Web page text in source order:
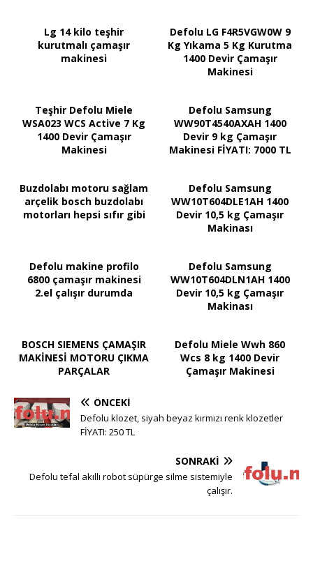
Lg 14 kilo teşhir
kurutmalı çamaşır
makinesi
Defolu LG F4R5VGW0W 9
Kg Yıkama 5 Kg Kurutma
1400 Devir Çamaşır
Makinesi
Teşhir Defolu Miele
WSA023 WCS Active 7 Kg
1400 Devir Çamaşır
Makinesi
Defolu Samsung
WW90T4540AXAH 1400
Devir 9 kg Çamaşır
Makinesi FİYATI: 7000 TL
Buzdolabı motoru sağlam
arçelik bosch buzdolabı
motorları hepsi sıfır gibi
Defolu Samsung
WW10T604DLE1AH 1400
Devir 10,5 kg Çamaşır
Makinası
Defolu makine profilo
6800 çamaşır makinesi
2.el çalışır durumda
Defolu Samsung
WW10T604DLN1AH 1400
Devir 10,5 kg Çamaşır
Makinası
BOSCH SIEMENS ÇAMAŞIR
MAKİNESİ MOTORU ÇIKMA
PARÇALAR
Defolu Miele Wwh 860
Wcs 8 kg 1400 Devir
Çamaşır Makinesi
ÖNCEKI
Defolu klozet, siyah beyaz kırmızı renk klozetler
FİYATI: 250 TL
SONRAKI
Defolu tefal akıllı robot süpürge silme sistemiyle
çalışır.